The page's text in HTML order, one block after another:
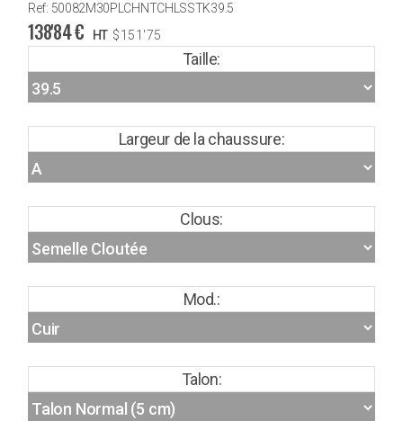
Ref: 50082M30PLCHNTCHLSSTK39.5
138'84€ HT $151'75
Taille:
Largeur de la chaussure:
Clous:
Mod.:
Talon: